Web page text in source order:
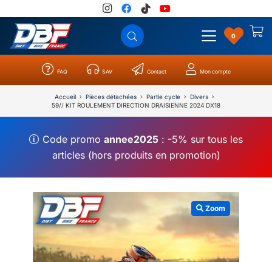
0
FAQ SAV Contact Mon compte
Accueil Pièces détachées Partie cycle
Divers
59// KIT ROULEMENT DIRECTION DRAISIENNE 2024 DX18
Code promoannee2025 : -5% sur tous les
articles (hors produits en promotion)
Zoom
Catégories Résultats